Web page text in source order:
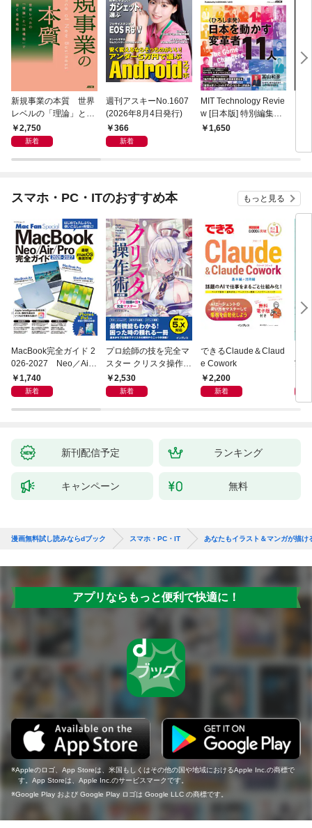
新規事業の本質 世界
レベルの「理論」と
「現場知」で描く全体
地図
2,750
新着
週刊アスキーNo.1607
(2026年8月4日発行)
366
新着
MIT Technology Revie
w [日本版] 特別編集
ポスト都市時代の社会
1,650
スマホ・PC・ITのおすすめ本 もっと見る
MacBook完全ガイド 2
026-2027 Neo／Air
／Pro対応
1,740
新着
プロ絵師の技を完全マ
スター クリスタ操作術
決定版 改訂2版 CLIP S
TUDIO PAINT PRO/E
2,530
新着
できるClaude＆Claud
e Cowork
2,200
新着
実
LM
チ
新刊配信予定 ランキング
キャンペーン 無料
漫画無料試し読みならdブック スマホ・PC・IT あなたもイラスト＆マンガが描
アプリならもっと便利で快適に！
Appleのロゴ、App Storeは、米国もしくはその他の国や地域におけるApple Inc.の商標で
す。App Storeは、Apple Inc.のサービスマークです。
Google Play および Google Play ロゴは Google LLC の商標です。